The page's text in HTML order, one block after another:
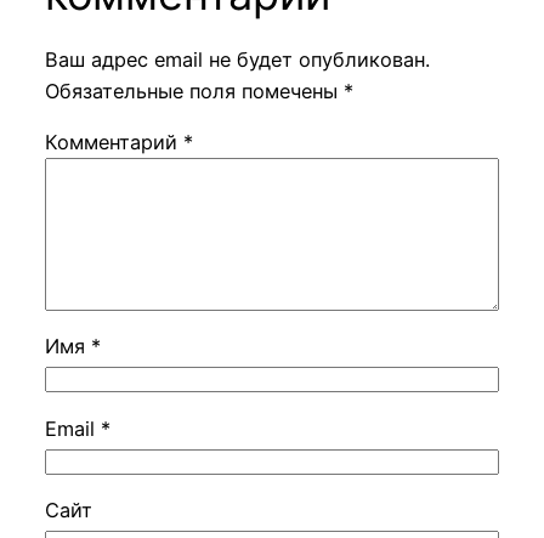
Ваш адрес email не будет опубликован.
Обязательные поля помечены *
Комментарий *
Имя *
Email *
Сайт